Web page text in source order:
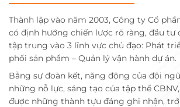
Thành lập vào năm 2003, Công ty Cổ
có định hướng chiến lược rõ ràng, đầu tư
tập trung vào 3 lĩnh vực chủ đạo: Phát
phối sản phẩm – Quản lý vận hành dự án.
Bằng sự đoàn kết, năng động của đội
những nỗ lực, sáng tạo của tập thể
được những thành tựu đáng ghi nhận,